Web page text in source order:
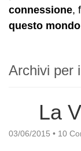
connessione,
questo
Archivi per
La
03/06/2015 • 10